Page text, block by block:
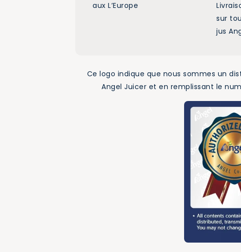
aux L’Europe
sur
jus
Ce logo indique que nous sommes un
Angel Juicer et en remplissant le